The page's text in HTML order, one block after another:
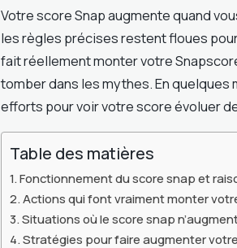
Votre score Snap augmente quand
les règles précises restent floues
fait réellement monter votre
tomber dans les mythes. En
efforts pour voir votre score évoluer
Table des matières
Fonctionnement du score snap et
Actions qui font vraiment monter
Situations où le score snap
Stratégies pour faire augmenter